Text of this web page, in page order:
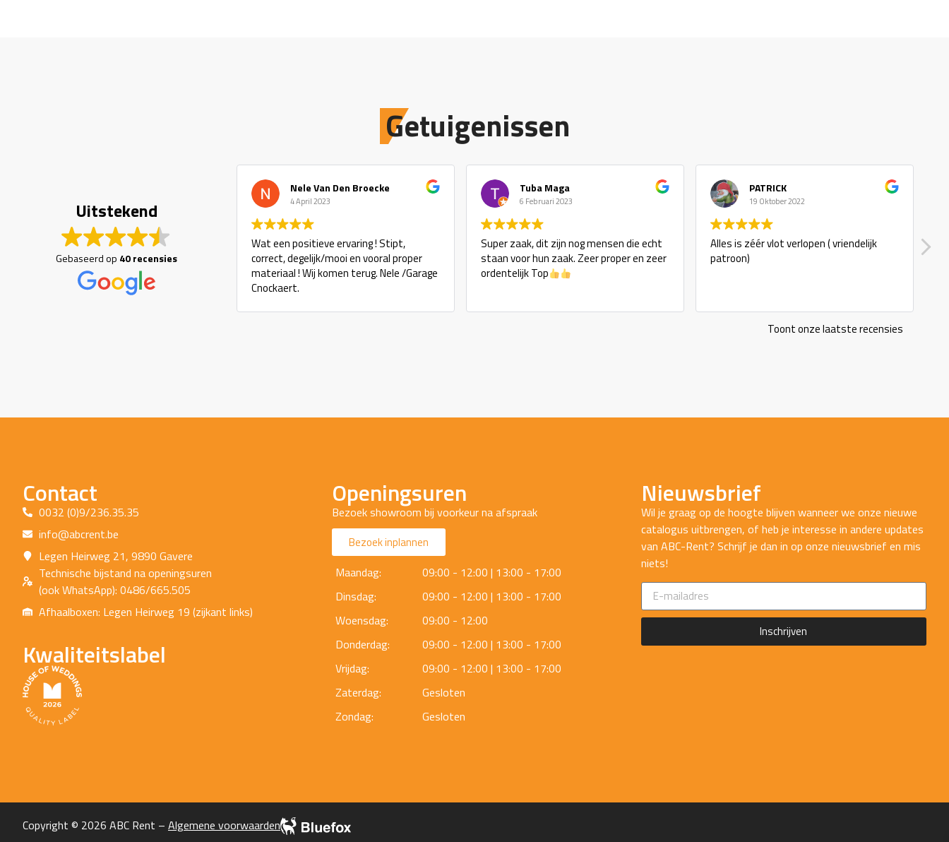
Getuigenissen
Uitstekend
Gebaseerd op 40 recensies
Nele Van Den Broecke
4 April 2023
Wat een positieve ervaring ! Stipt,
correct, degelijk/mooi en vooral proper
materiaal ! Wij komen terug. Nele /Garage
Cnockaert.
Tuba Maga
6 Februari 2023
Super zaak, dit zijn nog mensen die echt
staan voor hun zaak. Zeer proper en zeer
ordentelijk Top
PATRICK
19 Oktober 2022
Alles is zéér vlot verlopen ( vriendelijk
patroon)
Toont onze laatste recensies
Contact
0032 (0)9/236.35.35
info@abcrent.be
Legen Heirweg 21, 9890 Gavere
Technische bijstand na openingsuren
(ook WhatsApp): 0486/665.505
Afhaalboxen: Legen Heirweg 19 (zijkant links)
Kwaliteitslabel
Openingsuren
Bezoek showroom bij voorkeur na afspraak
Bezoek inplannen
Maandag:
09:00 - 12:00 | 13:00 - 17:00
Dinsdag:
09:00 - 12:00 | 13:00 - 17:00
Woensdag:
09:00 - 12:00
Donderdag:
09:00 - 12:00 | 13:00 - 17:00
Vrijdag:
09:00 - 12:00 | 13:00 - 17:00
Zaterdag:
Gesloten
Zondag:
Gesloten
Nieuwsbrief
Wil je graag op de hoogte blijven wanneer we onze nieuwe
catalogus uitbrengen, of heb je interesse in andere updates
van ABC-Rent? Schrijf je dan in op onze nieuwsbrief en mis
niets!
Inschrijven
Copyright © 2026 ABC Rent – Algemene voorwaarden